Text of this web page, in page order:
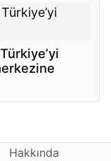
Hakkında